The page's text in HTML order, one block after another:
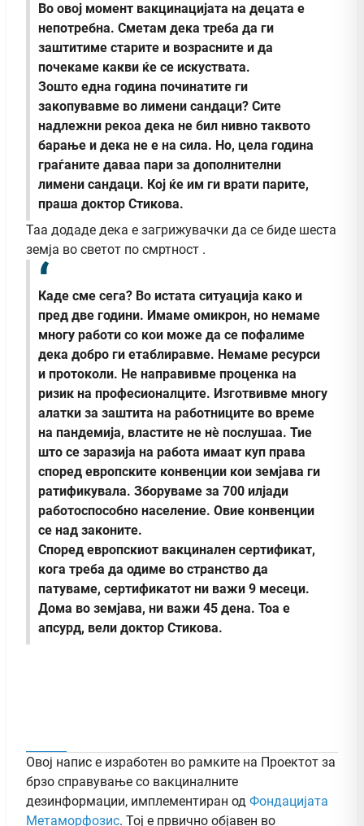
Во овој момент вакцинацијата на децата е
непотребна. Сметам дека треба да ги
заштитиме старите и возрасните и да
почекаме какви ќе се искуствата.
Зошто една година починатите ги
закопувавме во лимени сандаци? Сите
надлежни рекоа дека не бил нивно таквото
барање и дека не е на сила. Но, цела година
граѓаните даваа пари за дополнителни
лимени сандаци. Кој ќе им ги врати парите,
праша доктор Стикова.
Таа додаде дека е загрижувачки да се биде шеста
земја во светот по смртност .
Каде сме сега? Во истата ситуација како и
пред две години. Имаме омикрон, но немаме
многу работи со кои може да се пофалиме
дека добро ги етаблиравме. Немаме ресурси
и протоколи. Не направивме проценка на
ризик на професионалците. Изготвивме многу
алатки за заштита на работниците во време
на пандемија, властите не нè послушаа. Тие
што се заразија на работа имаат куп права
според европските конвенции кои земјава ги
ратификувала. Зборуваме за 700 илјади
работоспособно население. Овие конвенции
се над законите.
Според европскиот вакцинален сертификат,
кога треба да одиме во странство да
патуваме, сертификатот ни важи 9 месеци.
Дома во земјава, ни важи 45 дена. Тоа е
апсурд, вели доктор Стикова.
Овој напис е изработен во рамките на Проектот за
брзо справување со вакциналните
дезинформации, имплементиран од Фондацијата
Метаморфозис. Тој е првично објавен во